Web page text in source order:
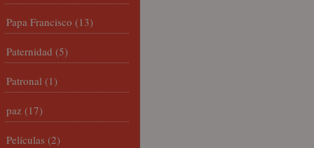
Papa Francisco (13)
Paternidad (5)
Patronal (1)
paz (17)
Películas (2)